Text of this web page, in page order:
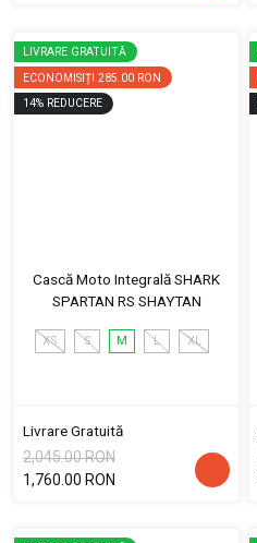
LIVRARE GRATUITĂ
ECONOMISIȚI 285.00 RON
14% REDUCERE
Cască Moto Integrală SHARK
SPARTAN RS SHAYTAN
XS S M L XL
Livrare Gratuită
2,045.00 RON
1,760.00 RON